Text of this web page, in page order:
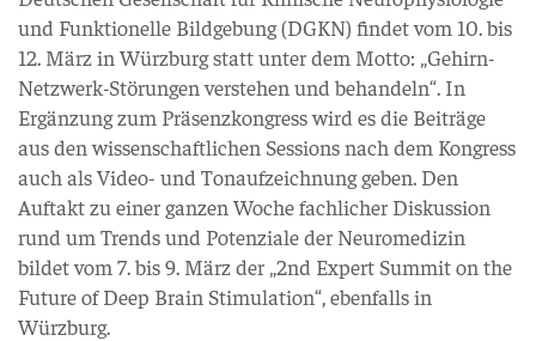
und Funktionelle Bildgebung (DGKN) findet vom 10. bis
12. März in Würzburg statt unter dem Motto: „Gehirn-
Netzwerk-Störungen verstehen und behandeln“. In
Ergänzung zum Präsenzkongress wird es die Beiträge
aus den wissenschaftlichen Sessions nach dem Kongress
auch als Video- und Tonaufzeichnung geben. Den
Auftakt zu einer ganzen Woche fachlicher Diskussion
rund um Trends und Potenziale der Neuromedizin
bildet vom 7. bis 9. März der „2nd Expert Summit on the
Future of Deep Brain Stimulation“, ebenfalls in
Würzburg.